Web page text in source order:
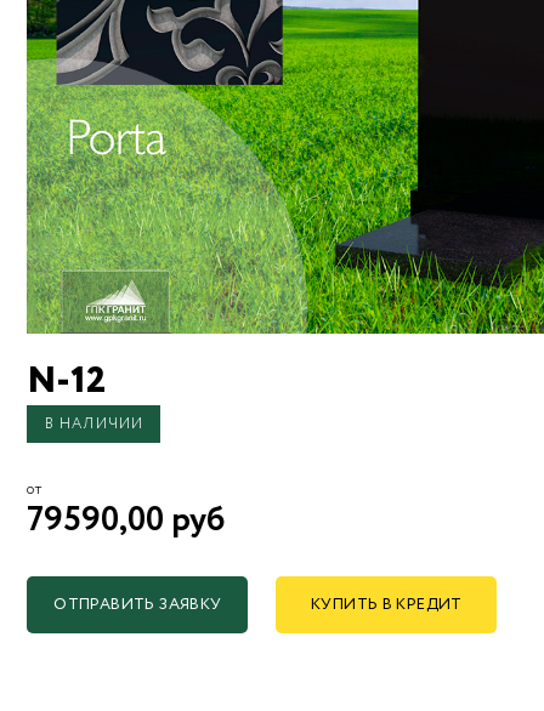
N-12
В НАЛИЧИИ
от
79590,00 руб
ОТПРАВИТЬ ЗАЯВКУ КУПИТЬ В КРЕДИТ